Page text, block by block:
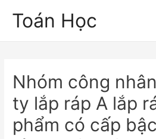
Toán Học
Nhóm công
ty lắp ráp A lắp
phẩm có cấp